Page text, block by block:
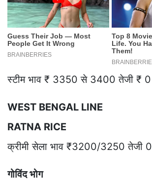
स्टीम भाव ₹ 3350 से 3400 तेजी ₹ 0
WEST BENGAL LINE
RATNA RICE
क्रीमी सेला भाव ₹3200/3250 तेजी 0
गोविंद भोग